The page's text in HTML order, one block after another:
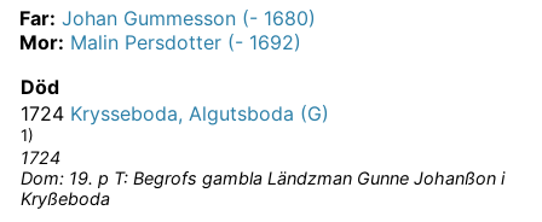
Kontakt
Far: Johan Gummesson (- 1680)
Mor: Malin Persdotter (- 1692)
Död
1724 Krysseboda, Algutsboda (G)
1)
1724
Dom: 19. p T: Begrofs gambla Ländzman Gunne Johanßon i
Kryßeboda